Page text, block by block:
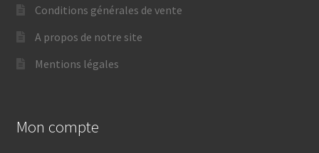
Conditions générales de vente
A propos de notre site
Mentions légales
Mon compte